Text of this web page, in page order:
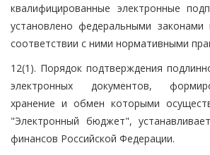
квалифицированные электронные
установлено федеральными
соответствии с ними нормативными
12(1). Порядок подтверждения
электронных документов,
хранение и обмен которыми
"Электронный бюджет",
финансов Российской Федерации.